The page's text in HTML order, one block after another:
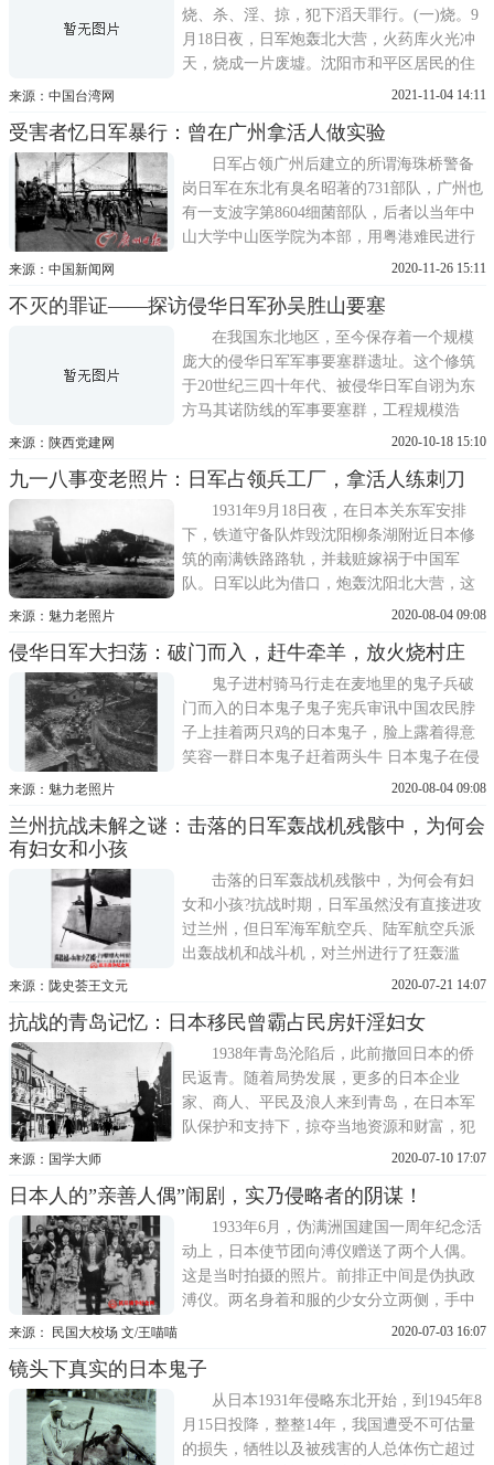
到街上看看到底发生了
烧、杀、淫、掠，犯下滔天罪行。(一)烧。9
月18日夜，日军炮轰北大营，火药库火光冲
天，烧成一片废墟。沈阳市和平区居民的住
宅多处被炮击，房屋被烧毁，受害居民流离
内。沈阳某亲日派富户住宅被炮火毁坏，家
破人亡。日军进犯吉林红顶山，飞机轰炸兵
营、民房，大火弥漫
来源：中国台湾网 2021-11-04 14:11
受害者忆日军暴行：曾在广州拿活人做实验
日军占领广州后建立的所谓海珠桥警备
岗日军在东北有臭名昭著的731部队，广州也
有一支波字第8604细菌部队，后者以当年中
山大学中山医学院为本部，用粤港难民进行
活人试验、活体解剖，开展细菌试验、进行
港难民进行惨绝人寰细菌迫害的8604细菌战
史实，正式入编今年年底出版的《广东通
史》第6卷。第6卷分管主
来源：中国新闻网 2020-11-26 15:11
不灭的罪证——探访侵华日军孙吴胜山要塞
在我国东北地区，至今保存着一个规模
庞大的侵华日军军事要塞群遗址。这个修筑
于20世纪三四十年代、被侵华日军自诩为东
方马其诺防线的军事要塞群，工程规模浩
繁，世所罕见。一处处兵舍、碉堡、战壕等
不灭罪证。位于黑龙江省北部的孙吴胜山要
塞就是其中之一。在九一八事变89周年前
夕，记者来到黑龙江省孙吴胜
来源：陕西党建网 2020-10-18 15:10
九一八事变老照片：日军占领兵工厂，拿活人练刺刀
1931年9月18日夜，在日本关东军安排
下，铁道守备队炸毁沈阳柳条湖附近日本修
筑的南满铁路路轨，并栽赃嫁祸于中国军
队。日军以此为借口，炮轰沈阳北大营，这
就是九&bull;一八事变。图为1931年九&bull;
现场。1931年9月19日凌晨，日军炮火轰击北
大营三小时后，有准备的日军步兵冲进北大
营。日军左胳膊以白布条
来源：魅力老照片 2020-08-04 09:08
侵华日军大扫荡：破门而入，赶牛牵羊，放火烧村庄
鬼子进村骑马行走在麦地里的鬼子兵破
门而入的日本鬼子鬼子宪兵审讯中国农民脖
子上挂着两只鸡的日本鬼子，脸上露着得意
笑容一群日本鬼子赶着两头牛 日本鬼子在侵
略中国进村扫荡的时候从不放过每一个角
本鬼子扫荡完后，赶着两头从中国农民手中
食。日本鬼子在山东临邑扫荡
来源：魅力老照片 2020-08-04 09:08
兰州抗战未解之谜：击落的日军轰战机残骸中，为何会
有妇女和小孩
击落的日军轰战机残骸中，为何会有妇
女和小孩?抗战时期，日军虽然没有直接进攻
过兰州，但日军海军航空兵、陆军航空兵派
出轰战机和战斗机，对兰州进行了狂轰滥
炸。为抵抗日寇轰炸，兰州军民和苏联援华
死搏杀。这就中国抗战史上的兰州大空战。
在抗战初期，兰州是日寇仅次于重庆的轰炸
目标。日寇的目的是
来源：陇史荟王文元 2020-07-21 14:07
抗战的青岛记忆：日本移民曾霸占民房奸淫妇女
1938年青岛沦陷后，此前撤回日本的侨
民返青。随着局势发展，更多的日本企业
家、商人、平民及浪人来到青岛，在日本军
队保护和支持下，掠夺当地资源和财富，犯
下累累罪行。日伪青岛特别市警察局统计，
1月时达19289人，同年12月达26153人，超过
1922年底的移民人数。1938年到1944年，日
本本土移民青岛人数
来源：国学大师 2020-07-10 17:07
日本人的”亲善人偶”闹剧，实乃侵略者的阴谋！
1933年6月，伪满洲国建国一周年纪念活
动上，日本使节团向溥仪赠送了两个人偶。
这是当时拍摄的照片。前排正中间是伪执政
溥仪。两名身着和服的少女分立两侧，手中
各捧着一个日本人偶。傀儡政权，傀儡元
那么，日本赠送人偶给溥仪究竟用意何在呢?
是恶意满满的嘲弄，还是另有深意?日本使节
团向溥仪赠送亲善
来源： 民国大校场 文/王喵喵 2020-07-03 16:07
镜头下真实的日本鬼子
从日本1931年侵略东北开始，到1945年8
月15日投降，整整14年，我国遭受不可估量
的损失，牺牲以及被残害的人总体伤亡超过